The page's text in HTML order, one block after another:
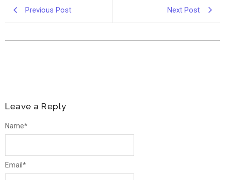
Previous Post Next Post
Leave a Reply
Name*
Email *